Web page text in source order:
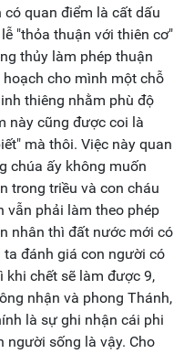
quan điểm là cất dấu
"thỏa thuận với thiên cơ"
thủy làm phép thuận
cho mình một chỗ
thiêng nhằm phù độ
này cũng được coi là
mà thôi. Việc này quan
chúa ấy không muốn
trong triều và con cháu
vẫn phải làm theo phép
nhân thì đất nước mới có
đánh giá con người có
chết sẽ làm được 9,
nhận và phong Thánh,
là sự ghi nhận cái phi
người sống là vậy. Cho